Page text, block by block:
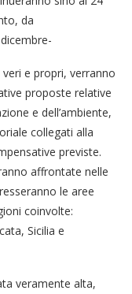
da
e propri, verranno
proposte relative
e dell’ambiente,
collegati alla
previste.
affrontate nelle
le aree
coinvolte:
Sicilia e
veramente alta,